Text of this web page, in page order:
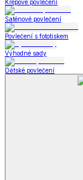
Krepové povlečení
Saténové povlečení
Povlečení s fototiskem
Výhodné sady
Dětské povlečení